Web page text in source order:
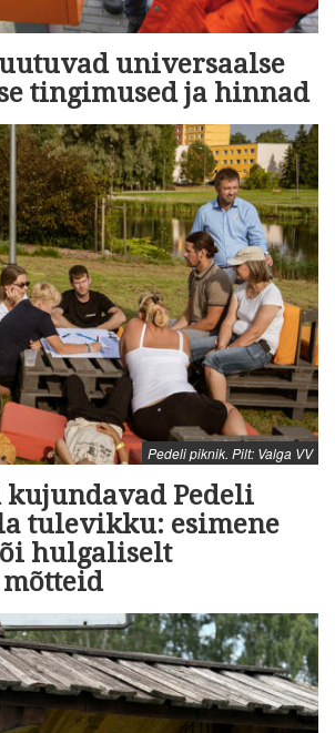
universaalse
tingimused ja hinnad
Pedeli piknik. Pilt: Valga VV
kujundavad Pedeli
tulevikku: esimene
hulgaliselt